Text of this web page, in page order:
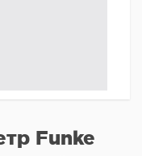
Funke